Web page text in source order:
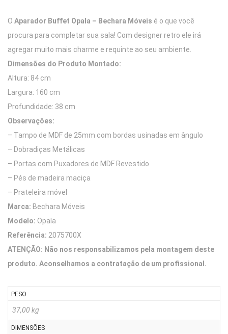
O Aparador Buffet Opala – Bechara Móveis é o que você
procura para completar sua sala! Com designer retro ele irá
agregar muito mais charme e requinte ao seu ambiente.
Dimensões do Produto Montado:
Altura: 84 cm
Largura: 160 cm
Profundidade: 38 cm
Observações:
– Tampo de MDF de 25mm com bordas usinadas em ângulo
– Dobradiças Metálicas
– Portas com Puxadores de MDF Revestido
– Pés de madeira maciça
– Prateleira móvel
Marca: Bechara Móveis
Modelo: Opala
Referência: 2075700X
ATENÇÃO: Não nos responsabilizamos pela montagem deste
produto. Aconselhamos a contratação de um profissional.
PESO
37,00 kg
DIMENSÕES